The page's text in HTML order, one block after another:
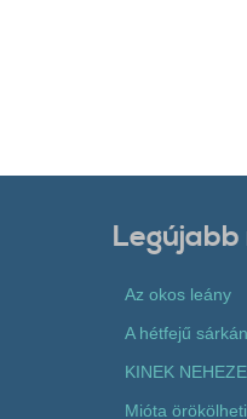
Legújabb
Az okos leány
A hétfejű
KINEK
Mióta